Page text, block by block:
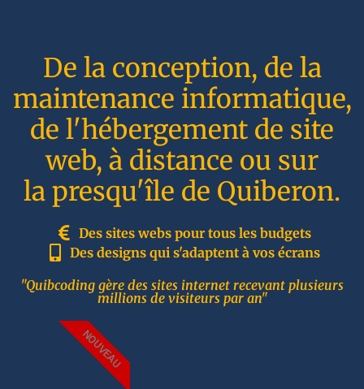
De la conception, de la
maintenance informatique,
de l'hébergement de site
web, à distance ou sur
la presqu'île de Quiberon.
Des sites webs pour tous les budgets
Des designs qui s'adaptent à vos écrans
"Quibcoding gère des sites internet recevant plusieurs
millions de visiteurs par an"
NOUVEAU